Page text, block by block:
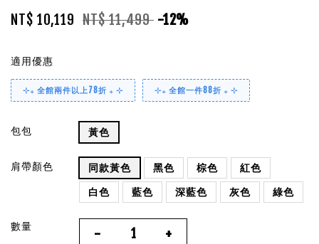
NT$ 10,119 NT$ 11,499 -12%
適用優惠
⊹₊ 全館兩件以上78折 ₊ ⊹ ⊹₊ 全館一件88折 ₊ ⊹
包包 黃色
肩帶顏色 同款黃色 黑色 棕色
紅色
白色
藍色 深藍色 灰色 綠色
數量 - +